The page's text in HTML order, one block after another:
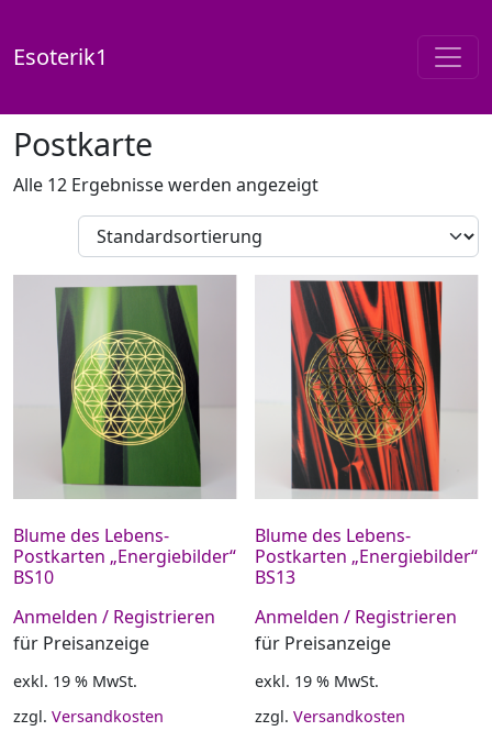
Esoterik1
Postkarte
Alle 12 Ergebnisse werden angezeigt
Blume des Lebens-
Postkarten „Energiebilder“
BS10
Anmelden / Registrieren
für Preisanzeige
exkl. 19 % MwSt.
zzgl. Versandkosten
Blume des Lebens-
Postkarten „Energiebilder“
BS13
Anmelden / Registrieren
für Preisanzeige
exkl. 19 % MwSt.
zzgl.Versandkosten